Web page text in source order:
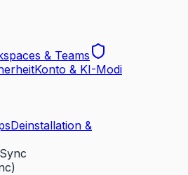
& Teams
Konto & KI-Modi
Deinstallation &